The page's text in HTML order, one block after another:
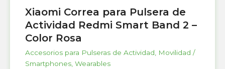
Xiaomi Correa para Pulsera de
Actividad Redmi Smart Band 2 –
Color Rosa
Accesorios para Pulseras de Actividad, Movilidad /
Smartphones, Wearables